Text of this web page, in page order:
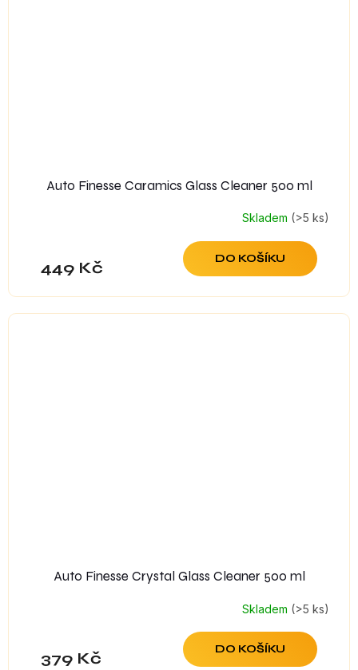
Auto Finesse Caramics Glass Cleaner 500 ml
Skladem (>5 ks)
449 Kč DO KOŠÍKU
Auto Finesse Crystal Glass Cleaner 500 ml
Skladem (>5 ks)
379 Kč DO KOŠÍKU